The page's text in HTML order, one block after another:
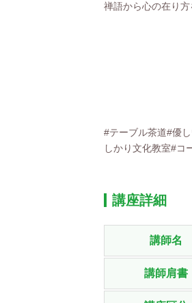
禅語から心の在り方
#テーブル茶道#優
しかり文化教室#コ
講座詳細
講師名
講師肩書